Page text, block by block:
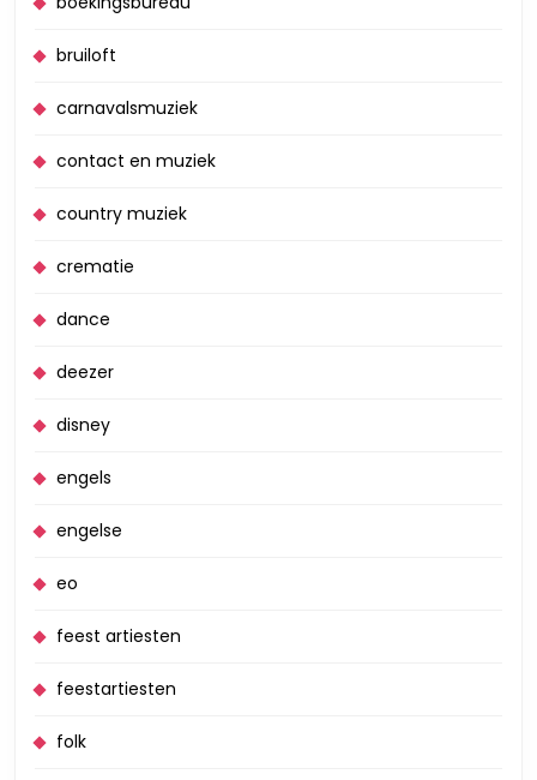
bruiloft
carnavalsmuziek
contact en muziek
country muziek
crematie
dance
deezer
disney
engels
engelse
eo
feest artiesten
feestartiesten
folk